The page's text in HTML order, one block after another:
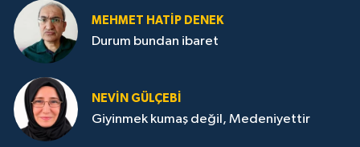
MEHMET HATİP DENEK
Durum bundan ibaret
NEVİN GÜLÇEBİ
Giyinmek kumaş değil, Medeniyettir